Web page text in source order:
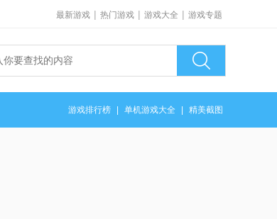
最新游戏 | 热门游戏 | 游戏大全 | 游戏专题
游戏排行榜 单机游戏大全 精美截图